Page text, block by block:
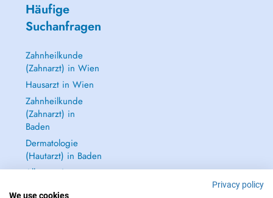
Häufige
Suchanfragen
Zahnheilkunde
(Zahnarzt) in Wien
Hausarzt in Wien
Zahnheilkunde
(Zahnarzt) in
Baden
Dermatologie
(Hautarzt) in Baden
Alle anzeigen →
Privacy policy
We use cookies